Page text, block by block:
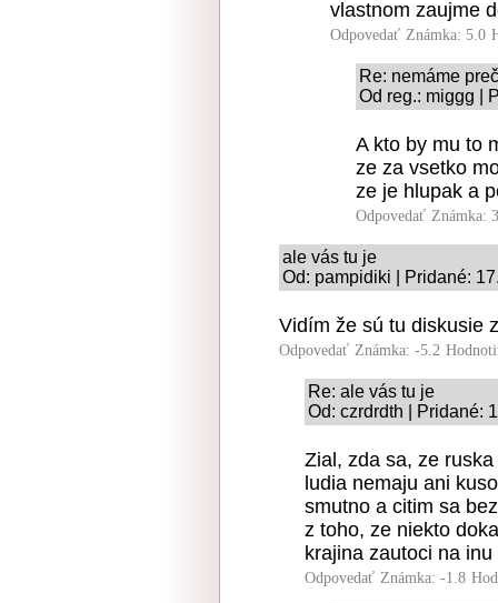
vlastnom zaujme
Odpovedať Známka: 5.0
Re: nemáme
Od reg.: miggg |
A kto by mu to
ze za vsetko
ze je hlupak a
Odpovedať Známka:
ale vás tu je
Od: pampidiki | Pridané:
Vidím že sú tu diskusie
Odpovedať Známka: -5.2
Re: ale vás tu je
Od: czrdrdth | Pridané:
Zial, zda sa, ze
ludia nemaju ani
smutno a citim sa
z toho, ze niekto
krajina zautoci na
Odpovedať Známka: -1.8